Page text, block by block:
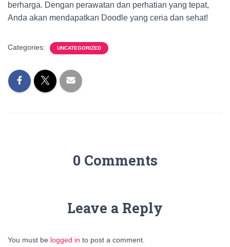
berharga. Dengan perawatan dan perhatian yang tepat,
Anda akan mendapatkan Doodle yang ceria dan sehat!
Categories: UNCATEGORIZED
0 Comments
Leave a Reply
You must be logged in to post a comment.